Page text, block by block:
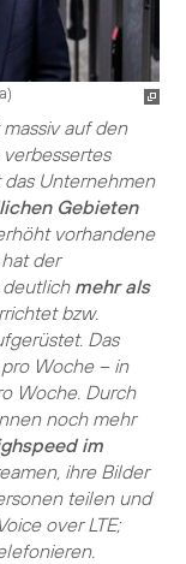
)
auf den
Unternehmen
Gebieten
vorhandene
der
deutlich mehr als
bzw.
Das
Woche – in
Woche. Durch
noch mehr
im
ihre Bilder
teilen und
over LTE;